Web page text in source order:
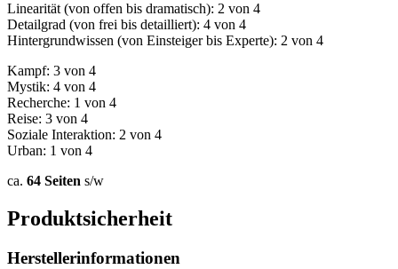
Linearität (von offen bis dramatisch): 2 von 4
Detailgrad (von frei bis detailliert): 4 von 4
Hintergrundwissen (von Einsteiger bis Experte): 2 von 4
Kampf: 3 von 4
Mystik: 4 von 4
Recherche: 1 von 4
Reise: 3 von 4
Soziale Interaktion: 2 von 4
Urban: 1 von 4
ca. 64 Seiten s/w
Produktsicherheit
Herstellerinformationen